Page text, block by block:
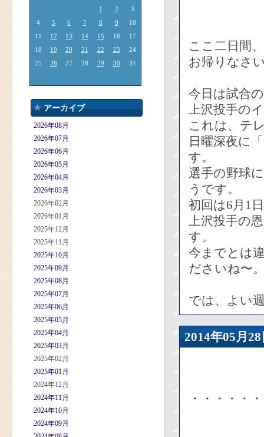
1 2
3
4
5 6 7 8 9
10
11
12 13 14 15 16
17
18
19 20 21 22 23
24
25
26 27 28 29 30 31
アーカイブ
2026年08月
2026年07月
2026年06月
2026年05月
2026年04月
2026年03月
2026年02月
2026年01月
2025年12月
2025年11月
2025年10月
2025年09月
2025年08月
2025年07月
2025年06月
2025年05月
2025年04月
2025年03月
2025年02月
2025年01月
2024年12月
2024年11月
2024年10月
2024年09月
ここ二日間
お帰りなさ
今日は試合
上沢投手の
これは、テ
日曜深夜に
す。
選手の野球
うです。
初回は6月1
上沢投手の
す。
今までとは
ださいね〜
では、よい
2014年05
・・・・・・